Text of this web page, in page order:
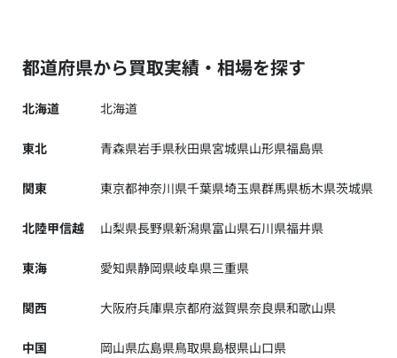
都道府県から買取実績・相場を探す
北海道 北海道
東北 青森県岩手県秋田県宮城県山形県福島県
関東 東京都神奈川県千葉県埼玉県群馬県栃木県茨城県
北陸甲信越 山梨県長野県新潟県富山県石川県福井県
東海 愛知県静岡県岐阜県三重県
関西 大阪府兵庫県京都府滋賀県奈良県和歌山県
中国 岡山県広島県鳥取県島根県山口県